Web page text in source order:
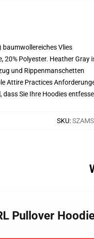
Vlies
20% Polyester. Heather
und Rippenmanschetten
Attire Practices
dass Sie Ihre Hoodies
SKU:
Pullover